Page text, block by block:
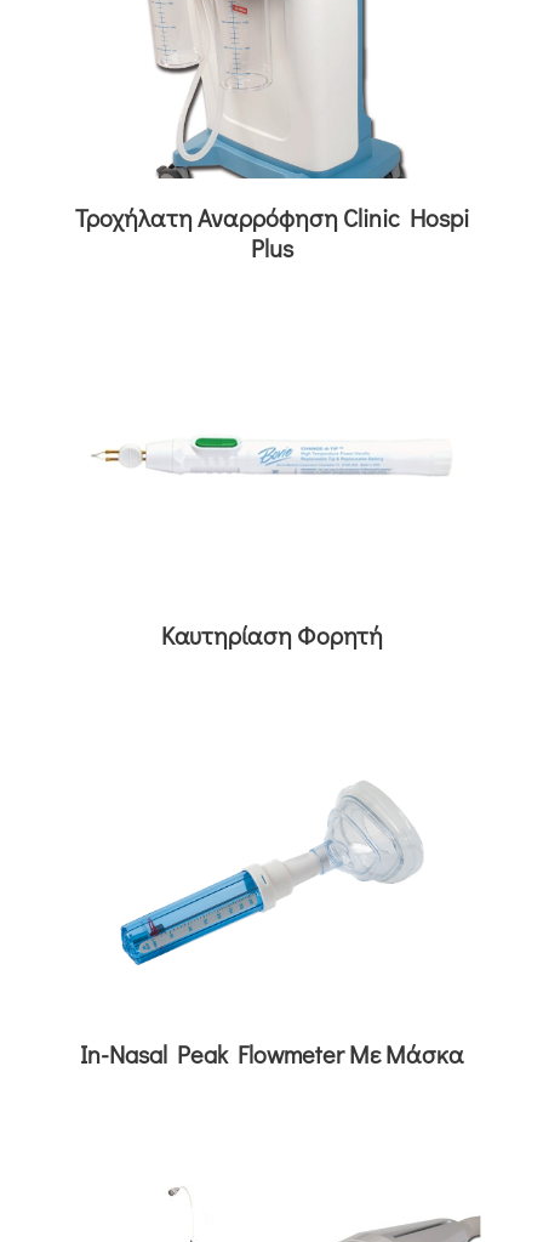
Τροχήλατη Αναρρόφηση Clinic Hospi
Plus
Καυτηρίαση Φορητή
In-Nasal Peak Flowmeter Με Μάσκα